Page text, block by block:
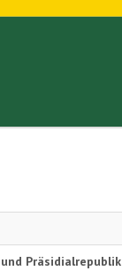
Präsidialrepublik